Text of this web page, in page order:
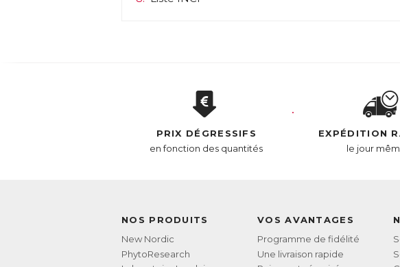
PRIX DÉGRESSIFS
en fonction des quantités
EXPÉDITION
le jour
NOS PRODUITS
New Nordic
PhytoResearch
VOS AVANTAGES
Programme de fidélité
Une livraison rapide